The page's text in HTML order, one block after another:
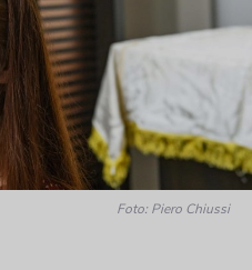
Foto: Piero Chiussi